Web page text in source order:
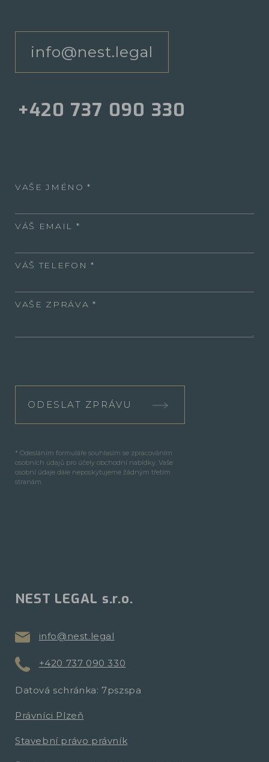
info@nest.legal
+420 737 090 330
VAŠE JMÉNO
VÁŠ EMAIL
VÁŠ TELEFON
VAŠE ZPRÁVA
ODESLAT ZPRÁVU
* Odesláním formuláře souhlasím se zpracováním
osobních údajů pro účely obchodní nabídky. Vaše
osobní údaje dále neposkytujeme žádným třetím
stranám.
NEST LEGAL s.r.o.
info@nest.legal
+420 737 090 330
Datová schránka: 7pszspa
Právníci Plzeň
Stavební právo právník